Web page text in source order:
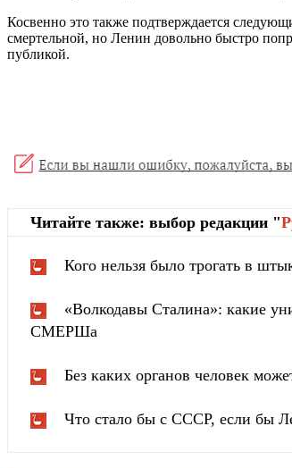
Косвенно это также подтверждается
смертельной, но Ленин довольно быстро
публикой.
Читайте также: выбор редакции "
Кого нельзя было трогать в
«Волкодавы Сталина»: какие
СМЕРШа
Без каких органов человек
Что стало бы с СССР, если бы